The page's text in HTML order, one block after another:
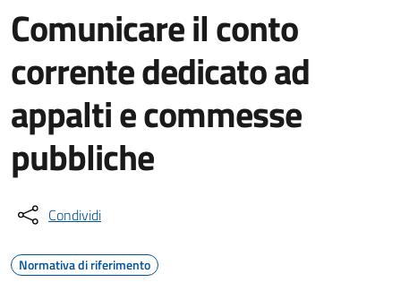
Comunicare il conto
corrente dedicato ad
appalti e commesse
pubbliche
Condividi
Normativa di riferimento